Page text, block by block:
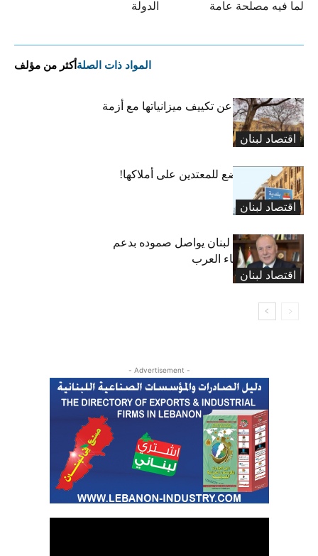
الدولة لما فيه مصلحة عامة
المواد ذات الصلة أكثر من مؤلف
اقتصاد لبنان
البلديات عاجزة عن تكييف ميزانياتها مع أزمة
النزوح..لا أموال
اقتصاد لبنان
بلديّة بيروت تخضع للمعتدين على أملاكها!
اقتصاد لبنان
الرئيس دبوسي: لبنان يواصل صموده بدعم
الحكومة والأشقاء العرب
- Advertisement -